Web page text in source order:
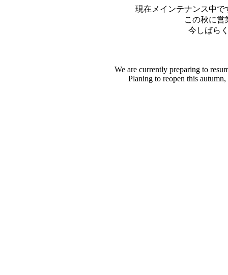
現在メインテナンス中
この秋に営
今しばら
We are currently preparing to
Planing to reopen this